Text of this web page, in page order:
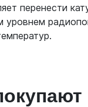
перенести
уровнем